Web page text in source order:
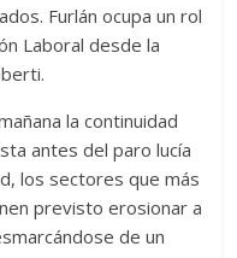
Furlán ocupa un rol
Laboral desde la
la continuidad
antes del paro lucía
los sectores que más
previsto erosionar a
de un